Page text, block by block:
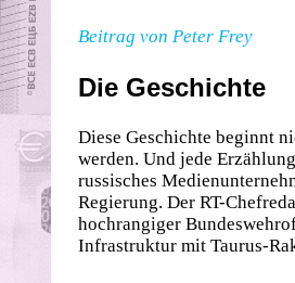
Beitrag von Peter Frey
Die Geschichte
Diese Geschichte beginnt
werden. Und jede
russisches
Regierung. Der RT-
hochrangiger
Infrastruktur mit Taurus-